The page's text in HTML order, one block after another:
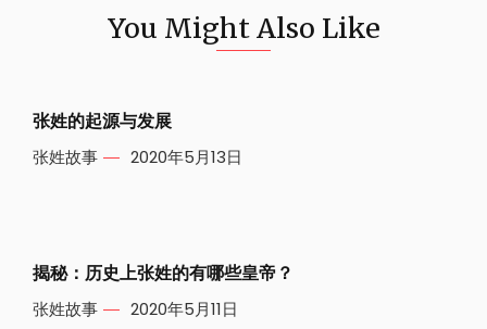
You Might Also Like
张姓的起源与发展
张姓故事 2020年5月13日
揭秘：历史上张姓的有哪些皇帝？
张姓故事 2020年5月11日